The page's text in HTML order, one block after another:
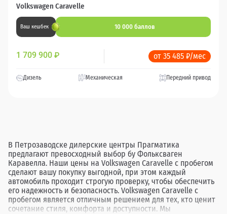
Volkswagen Caravelle
Ваш кешбек 10 000 баллов
1 709 900 ₽ от 35 485 ₽/мес
Дизель Механическая Передний привод
В Петрозаводске дилерские центры Прагматика
предлагают превосходный выбор бу Фольксваген
Каравелла. Наши цены на Volkswagen Caravelle с пробегом
сделают вашу покупку выгодной, при этом каждый
автомобиль проходит строгую проверку, чтобы обеспечить
его надежность и безопасность. Volkswagen Caravelle с
пробегом является отличным решением для тех, кто ценит
сочетание стиля, комфорта и доступности. Мы